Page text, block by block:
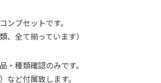
ンプセットです。
、全て揃っています）
・種類確認のみです。
など付属致します。